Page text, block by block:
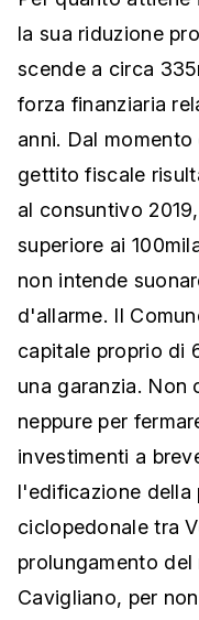
la sua riduzione
scende a circa
forza finanziaria
anni. Dal
gettito fiscale
al consuntivo
superiore ai
non intende
d'allarme. Il
capitale proprio di
una garanzia. Non
neppure per
investimenti a
l'edificazione della
ciclopedonale tra
prolungamento
Cavigliano, per